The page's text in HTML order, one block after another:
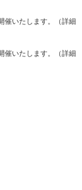
催いたします。（詳細
催いたします。（詳細